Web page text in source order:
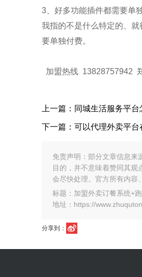
3 、好多功能插件都需要单
我指的不是什么特定的、
要单独付费。
加盟热线 13828757942
上一篇：同城生活服务平台
下一篇：可以代理外卖平台
免责声明：部分文章信息来
目的，并不意味着赞同其观
会尽快处理。官方所有内容
标题：加盟外卖订餐系统+
地址：https://
分享到：